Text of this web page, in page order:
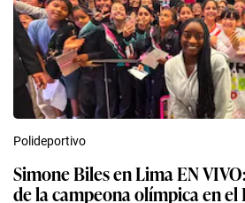
Polideportivo
Simone Biles en Lima EN
de la campeona olímpica en el